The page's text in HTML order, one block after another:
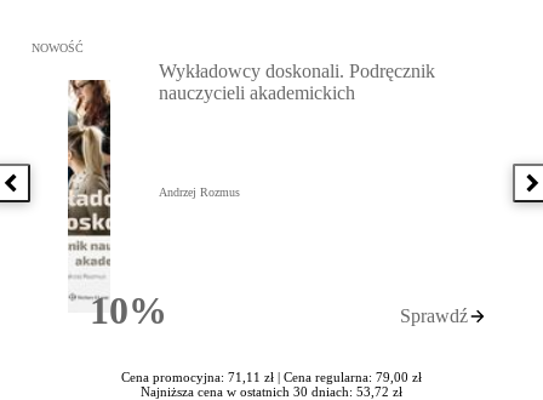
Poprzednia książka
Przejdź do: Wykładowcy doskonali. Podręcznik nauczycieli
NOWOŚĆ
10%Rabatu
Wykładowcy doskonali. Podręcznik
nauczycieli akademickich
Andrzej Rozmus
Sprawdź
Cena promocyjna: 71,11 zł | Cena regularna: 79,00 zł
Najniższa cena w ostatnich 30 dniach: 53,72 zł